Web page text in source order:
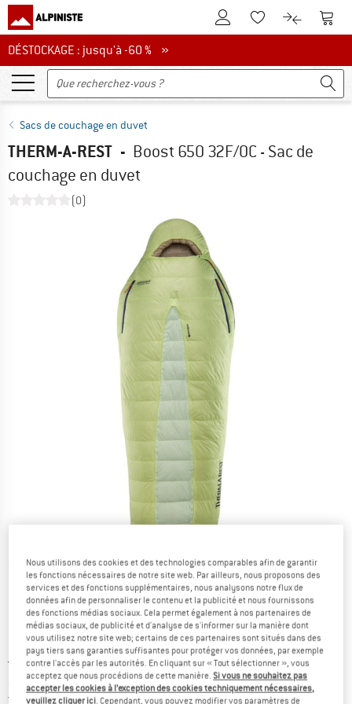
Vers le compte client
Vers la liste
Vers le
DÉSTOCKAGE : jusqu'à -60 %
DÉSTOCKAGE : jusqu'à -60 % »
Sacs de couchage en duvet
THERM-A-REST - Boost 650 32F/0C - Sac de
couchage en duvet
(0)
Photos détaillées
Prix initial :
334,95€
Prix:
à partir de251,21€ TVA incl.
Livraison gratuite(FR)France. Informations sur les frais de
Nous utilisons des cookies et des technologies comparables afin de garantir
les fonctions nécessaires de notre site web. Par ailleurs, nous proposons des
services et des fonctions supplémentaires, nous analysons notre flux de
données afin de personnaliser le contenu et la publicité et nous fournissons
des fonctions médias sociaux. Cela permet également à nos partenaires de
médias sociaux, de publicité et d'analyse de s'informer sur la manière dont
vous utilisez notre site web; certains de ces partenaires sont situés dans des
pays tiers sans garanties suffisantes pour protéger vos données, par exemple
contre l'accès par les autorités. En cliquant sur « Tout sélectionner », vous
acceptez que nous procédions de cette manière.Si vous ne souhaitez pas
accepter les cookies à l’exception des cookies techniquement nécessaires,
veuillez cliquer ici. Cependant, vous pouvez modifier vos paramètres de